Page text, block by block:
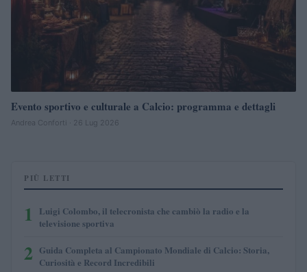
Evento sportivo e culturale a Calcio: programma e dettagli
Andrea Conforti · 26 Lug 2026
PIÙ LETTI
1
Luigi Colombo, il telecronista che cambiò la radio e la
televisione sportiva
2 Guida Completa al Campionato Mondiale di Calcio: Storia,
Curiosità e Record Incredibili